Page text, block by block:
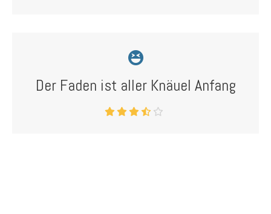
Der Faden ist aller Knäuel Anfang